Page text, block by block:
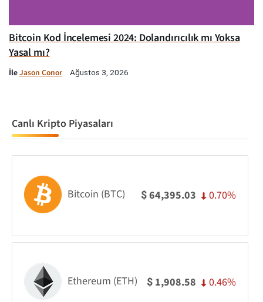
Bitcoin Kod İncelemesi 2024: Dolandırıcılık mı Yoksa
Yasal mı?
İleJason Conor Ağustos 3, 2026
Canlı Kripto Piyasaları
Bitcoin (BTC) $64,395.03 0.70%
Ethereum (ETH) $ 1,908.58 0.46%